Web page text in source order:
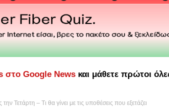
στο Google News και μάθετε πρώτοι
Τετάρτη – Τι θα γίνει με τις υποθέσεις που εξετάζει